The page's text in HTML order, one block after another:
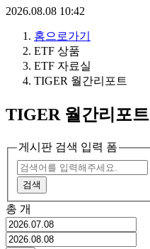
셋
TIGERETF
2026.08.08 10:42
홈으로가기
ETF 상품
ETF 자료실
TIGER 월간리포트
TIGER 월간리포트
게시판 검색 입력 폼
검색
총 개